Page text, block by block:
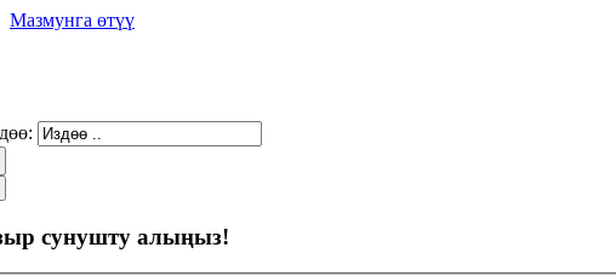
Мазмунга өтүү
сунушту алыңыз!